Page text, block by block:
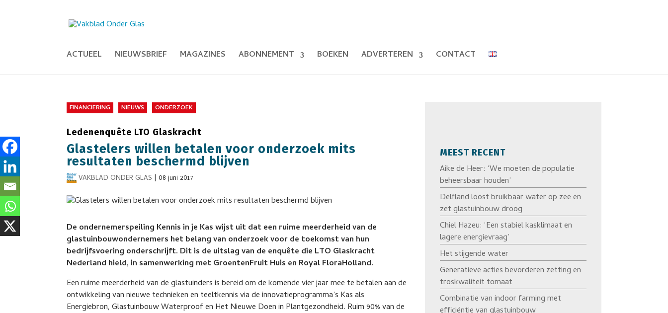
ACTUEEL NIEUWSBRIEF MAGAZINES ABONNEMENT BOEKEN ADVERTEREN CONTACT
FINANCIERING NIEUWS ONDERZOEK
Ledenenquête LTO Glaskracht
Glastelers willen betalen voor onderzoek mits
resultaten beschermd blijven
VAKBLAD ONDER GLAS |08 juni 2017
De ondernemerspeiling Kennis in je Kas wijst uit dat een ruime meerderheid van de
glastuinbouwondernemers het belang van onderzoek voor de toekomst van hun
bedrijfsvoering onderschrijft. Dit is de uitslag van de enquête die LTO Glaskracht
Nederland hield, in samenwerking met GroentenFruit Huis en Royal FloraHolland.
Een ruime meerderheid van de glastuinders is bereid om de komende vier jaar mee te betalen aan de
ontwikkeling van nieuwe technieken en teeltkennis via de innovatieprogramma’s Kas als
Energiebron, Glastuinbouw Waterproof en Het Nieuwe Doen in Plantgezondheid. Ruim 90% van de
MEEST RECENT
Aike de Heer: ‘We moeten de populatie
beheersbaar houden’
Delfland loost bruikbaar water op zee en
zet glastuinbouw droog
Chiel Hazeu: ‘Een stabiel kasklimaat en
lagere energievraag’
Het stijgende water
Generatieve acties bevorderen zetting en
troskwaliteit tomaat
Combinatie van indoor farming met